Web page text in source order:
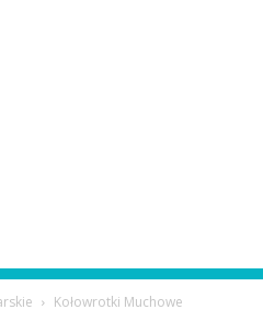
Kołowrotki Muchowe